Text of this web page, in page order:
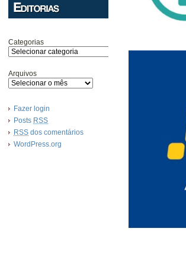
Categorias
Arquivos
Fazer login
Posts RSS
RSS dos comentários
WordPress.org